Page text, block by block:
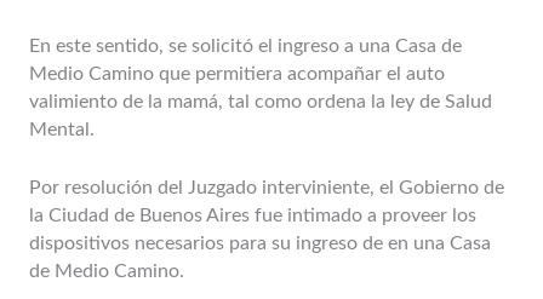
En este sentido, se solicitó el ingreso a una Casa de
Medio Camino que permitiera acompañar el auto
valimiento de la mamá, tal como ordena la ley de Salud
Mental.
Por resolución del Juzgado interviniente, el Gobierno de
la Ciudad de Buenos Aires fue intimado a proveer los
dispositivos necesarios para su ingreso de en una Casa
de Medio Camino.